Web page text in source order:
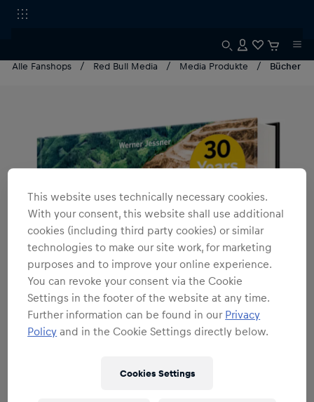
Alle Fanshops Red Bull Media Media Produkte Bücher
This website uses technically necessary cookies.
With your consent, this website shall use additional
cookies (including third party cookies) or similar
technologies to make our site work, for marketing
purposes and to improve your online experience.
You can revoke your consent via the Cookie
Settings in the footer of the website at any time.
Further information can be found in our Privacy
Policy and in the Cookie Settings directly below.
Cookies Settings